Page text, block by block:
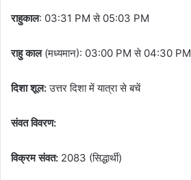
राहुकाल: 03:31 PM से 05:03 PM
राहु काल(मध्यमान): 03:00 PM से 04:30 PM
दिशा शूल:उत्तर दिशा में यात्रा से बचें
संवत विवरण:
विक्रम संवत: 2083 (सिद्धार्थी)